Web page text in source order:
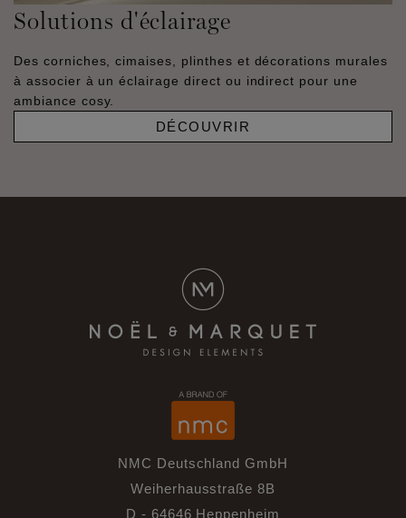
Solutions d'éclairage
Des corniches, cimaises, plinthes et décorations murales
à associer à un éclairage direct ou indirect pour une
ambiance cosy.
DÉCOUVRIR
NMC Deutschland GmbH
Weiherhausstraße 8B
D - 64646 Heppenheim